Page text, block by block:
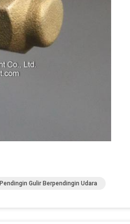
Pendingin Gulir Berpendingin Udara